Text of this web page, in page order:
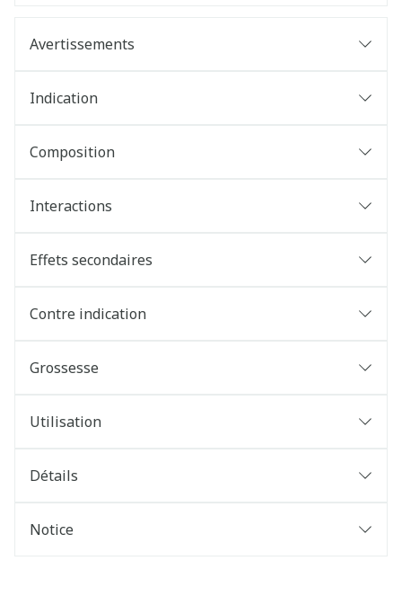
Avertissements
Indication
Composition
Interactions
Effets secondaires
Contre indication
Grossesse
Utilisation
Détails
Notice